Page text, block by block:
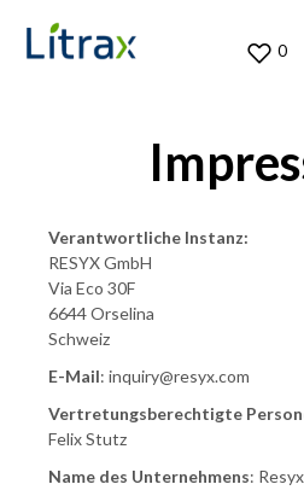
0
Verantwortliche Instanz:
RESYX GmbH
Via Eco 30F
6644 Orselina
Schweiz
E-Mail: inquiry@resyx.com
Vertretungsberechtigte
Felix Stutz
Name des Unternehmens: